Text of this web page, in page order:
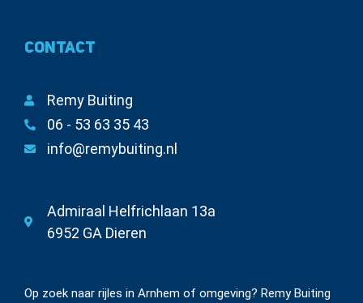
Contact
Remy Buiting
06 - 53 63 35 43
info@remybuiting.nl
Admiraal Helfrichlaan 13a
6952 GA Dieren
Op zoek naar rijles in Arnhem of omgeving? Remy Buiting